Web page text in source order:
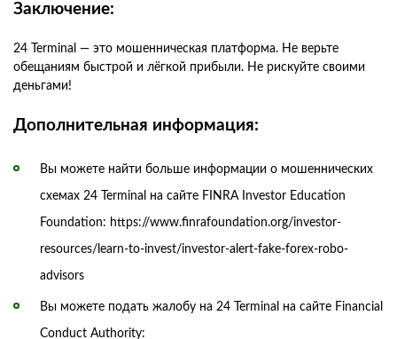
Заключение:
24 Terminal — это мошенническая платформа. Не верьте
обещаниям быстрой и лёгкой прибыли. Не рискуйте своими
деньгами!
Дополнительная информация:
Вы можете найти больше информации о мошеннических
схемах 24 Terminal на сайте FINRA Investor Education
Foundation: https://www.finrafoundation.org/investor-
resources/learn-to-invest/investor-alert-fake-forex-robo-
advisors
Вы можете подать жалобу на 24 Terminal на сайте Financial
Conduct Authority: